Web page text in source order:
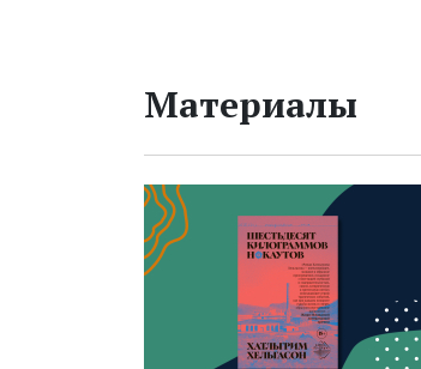
Материалы